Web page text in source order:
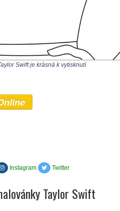
Swift je krásná k vytisknutí
Instagram Twitter
Taylor Swift